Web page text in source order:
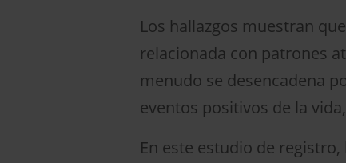
Los hallazgos muestran
relacionada con patrones
menudo se desencadena
eventos positivos de la
En este estudio de